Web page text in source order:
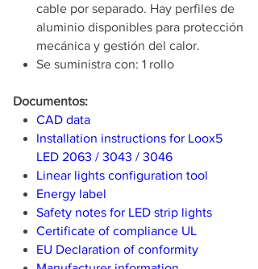
cable por separado. Hay perfiles de
aluminio disponibles para protección
mecánica y gestión del calor.
Se suministra con: 1 rollo
Documentos:
CAD data
Installation instructions for Loox5
LED 2063 / 3043 / 3046
Linear lights configuration tool
Energy label
Safety notes for LED strip lights
Certificate of compliance UL
EU Declaration of conformity